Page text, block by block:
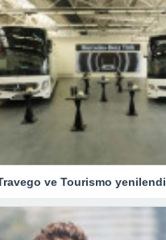
ve Tourismo yenilendi